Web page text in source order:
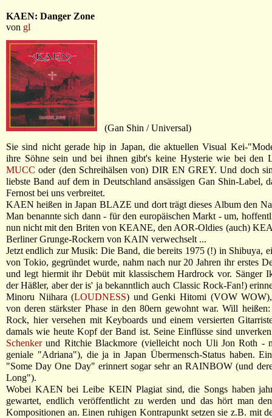
KAEN: Danger Zone
von gl
(Gan Shin / Universal)
Sie sind nicht gerade hip in Japan, die aktuellen Visual Kei-
ihre Söhne sein und bei ihnen gibt's keine Hysterie wie bei den
MUCC oder (den Schreihälsen von) DIR EN GREY. Und doch
liebste Band auf dem in Deutschland ansässigen Gan Shin-Label,
Fernost bei uns verbreitet.
KAEN heißen in Japan BLAZE und dort trägt dieses Album den
Man benannte sich dann - für den europäischen Markt - um,
nun nicht mit den Briten von KEANE, den AOR-Oldies (auch)
Berliner Grunge-Rockern von KAIN verwechselt ...
Jetzt endlich zur Musik: Die Band, die bereits 1975 (!) in Shibuya,
von Tokio, gegründet wurde, nahm nach nur 20 Jahren ihr erstes
und legt hiermit ihr Debüt mit klassischem Hardrock vor. Sänger
der Häßler, aber der is' ja bekanntlich auch Classic Rock-Fan!)
Minoru Niihara (LOUDNESS) und Genki Hitomi (VOW
von deren stärkster Phase in den 80ern gewohnt war. Will
Rock, hier versehen mit Keyboards und einem versierten
damals wie heute Kopf der Band ist. Seine Einflüsse sind
Schenkerund Ritchie Blackmore (vielleicht noch Uli Jon Roth -
geniale "Adriana"), die ja in Japan Übermensch-Status haben.
"Some Day One Day" erinnert sogar sehr an RAINBOW (und
Long").
Wobei KAEN bei Leibe KEIN Plagiat sind, die Songs haben
gewartet, endlich veröffentlicht zu werden und das hört man
Kompositionen an. Einen ruhigen Kontrapunkt setzen sie z.B. mit